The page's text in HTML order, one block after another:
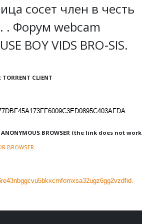
сосет член в честь
. Форум webcam
BOY VIDS BRO-SIS.
TORRENT CLIENT
ANONYMOUS BROWSER (the link does not work
BROWSER